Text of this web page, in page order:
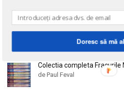
Alain Lesage
Alain Manevy
Alan Butler
Alan Dean Foster
Alain Lesage
Alain Manevy
Alan Butler
Alan Dean Foster
Doctrina sau Cele patru carti
de Confucius
Colectia completa Fracurile
de Paul Feval
Doresc să mă